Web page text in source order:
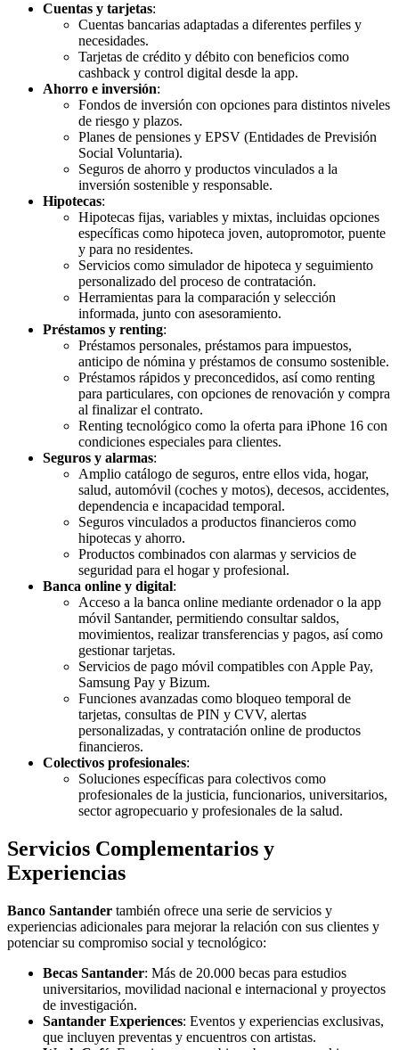
Cuentas y tarjetas:
Cuentas bancarias adaptadas a diferentes perfiles y
necesidades.
Tarjetas de crédito y débito con beneficios como
cashback y control digital desde la app.
Ahorro e inversión:
Fondos de inversión con opciones para distintos niveles
de riesgo y plazos.
Planes de pensiones y EPSV (Entidades de Previsión
Social Voluntaria).
Seguros de ahorro y productos vinculados a la
inversión sostenible y responsable.
Hipotecas:
Hipotecas fijas, variables y mixtas, incluidas opciones
específicas como hipoteca joven, autopromotor, puente
y para no residentes.
Servicios como simulador de hipoteca y seguimiento
personalizado del proceso de contratación.
Herramientas para la comparación y selección
informada, junto con asesoramiento.
Préstamos y renting:
Préstamos personales, préstamos para impuestos,
anticipo de nómina y préstamos de consumo sostenible.
Préstamos rápidos y preconcedidos, así como renting
para particulares, con opciones de renovación y compra
al finalizar el contrato.
Renting tecnológico como la oferta para iPhone 16 con
condiciones especiales para clientes.
Seguros y alarmas:
Amplio catálogo de seguros, entre ellos vida, hogar,
salud, automóvil (coches y motos), decesos, accidentes,
dependencia e incapacidad temporal.
Seguros vinculados a productos financieros como
hipotecas y ahorro.
Productos combinados con alarmas y servicios de
seguridad para el hogar y profesional.
Banca online y digital:
Acceso a la banca online mediante ordenador o la app
móvil Santander, permitiendo consultar saldos,
movimientos, realizar transferencias y pagos, así como
gestionar tarjetas.
Servicios de pago móvil compatibles con Apple Pay,
Samsung Pay y Bizum.
Funciones avanzadas como bloqueo temporal de
tarjetas, consultas de PIN y CVV, alertas
personalizadas, y contratación online de productos
financieros.
Colectivos profesionales:
Soluciones específicas para colectivos como
profesionales de la justicia, funcionarios, universitarios,
sector agropecuario y profesionales de la salud.
Servicios Complementarios y
Experiencias
Banco Santander también ofrece una serie de servicios y
experiencias adicionales para mejorar la relación con sus clientes y
potenciar su compromiso social y tecnológico:
Becas Santander: Más de 20.000 becas para estudios
universitarios, movilidad nacional e internacional y proyectos
de investigación.
Santander Experiences: Eventos y experiencias exclusivas,
que incluyen preventas y encuentros con artistas.